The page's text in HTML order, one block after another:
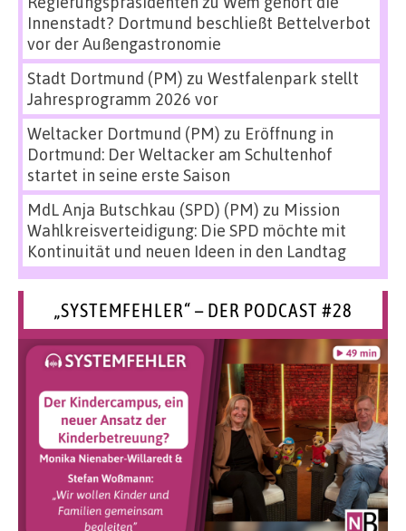
Innenstadt? Dortmund beschließt Bettelverbot
vor der Außengastronomie
Stadt Dortmund (PM) zu Westfalenpark stellt
Jahresprogramm 2026 vor
Weltacker Dortmund (PM) zu Eröffnung in
Dortmund: Der Weltacker am Schultenhof
startet in seine erste Saison
MdL Anja Butschkau (SPD) (PM) zu Mission
Wahlkreisverteidigung: Die SPD möchte mit
Kontinuität und neuen Ideen in den Landtag
„SYSTEMFEHLER“ – DER PODCAST #28